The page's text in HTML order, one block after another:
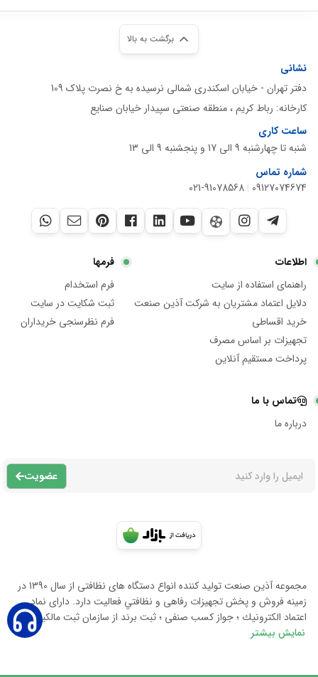
برگشت به بالا
نشانی
دفتر تهران - خیابان اسکندری شمالی نرسیده به خ نصرت پلاک 109
کارخانه: رباط کریم ، منطقه صنعتی سپیدار خیابان صنایع
ساعت کاری
شنبه تا چهارشنبه 9 الی 17 و پنجشنبه 9 الی 13
شماره تماس
09127074674
|
021-91078568
اطلاعات
راهنمای استفاده از سایت
دلایل اعتماد مشتریان به شرکت آذین صنعت
خرید اقساطی
تجهیزات بر اساس مصرف
پرداخت مستقیم آنلاین
فرمها
فرم استخدام
ثبت شکایت در سایت
فرم نظرسنجی خریداران
تماس با ما
درباره ما
عضویت
مجموعه آذين صنعت توليد كننده انواع دستگاه هاى نظافتى از سال 1390 در
زمينه فروش و پخش تجهيزات رفاهى و نظافتي فعاليت دارد. داراى نماد
اعتماد الكترونيك ؛ جواز كسب صنفى ؛ ثبت برند از سازمان ثبت مالكيت معن
نمایش بیشتر